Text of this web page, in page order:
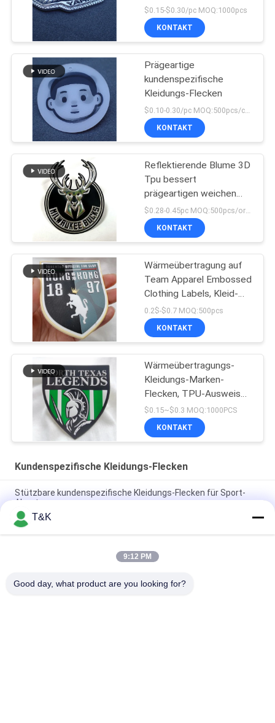
$0.15-$0.30/pc MOQ:1000pcs
KONTAKT
Prägeartige
kundenspezifische
Kleidungs-Flecken
$0.10-0.30/pc MOQ:500pcs/color
KONTAKT
Reflektierende Blume 3D
Tpu bessert
prägeartigen weichen
Applikations-
Hochfrequenzausweis
aus
KONTAKT
Wärmeübertragung auf
Team Apparel Embossed
Clothing Labels, Kleid-
Tpu-Ausweis
0.2$-$0.7 MOQ:500pcs
KONTAKT
Wärmeübertragungs-
Kleidungs-Marken-
Flecken, TPU-Ausweis
für Team Apparel
$0.15~$0.3 MOQ:1000PCS
KONTAKT
Kundenspezifische Kleidungs-Flecken
Stützbare kundenspezifische Kleidungs-Flecken für Sport-
Abnutzung
Druck Flecken Haupt-Logo For Famous Brand der Logo
Wärmeübertragungs-TPU
Dauerhafte Einspritzung 3D druckte kundenspezifische
T&K
9:12 PM
Good day, what product are you looking for?